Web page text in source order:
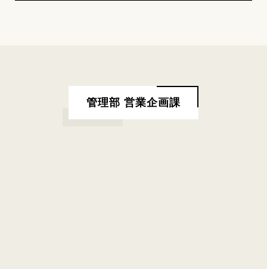
管理部 営業企画課